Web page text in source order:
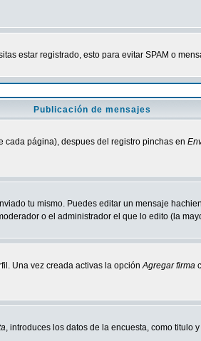
estar registrado, esto para evitar SPAM o
Publicación de mensajes
cada página), despues del registro pinchas en
tu mismo. Puedes editar un mensaje
o el administrador el que lo edito (la
Una vez creada activas la opciónAgregar firma
, introduces los datos de la encuesta, como titulo